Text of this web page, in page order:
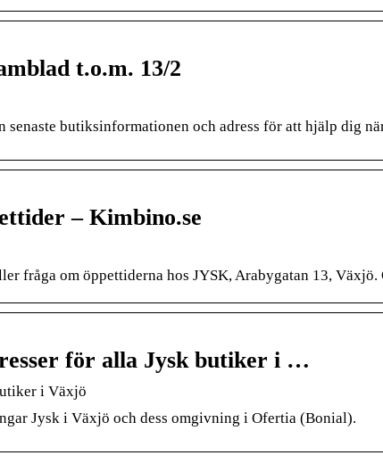
t.o.m. 13/2
senaste butiksinformationen och adress för att hjälp dig
– Kimbino.se
fråga om öppettiderna hos JYSK, Arabygatan 13,
för alla Jysk butiker i …
i Växjö
Jysk i Växjö och dess omgivning i Ofertia (Bonial).